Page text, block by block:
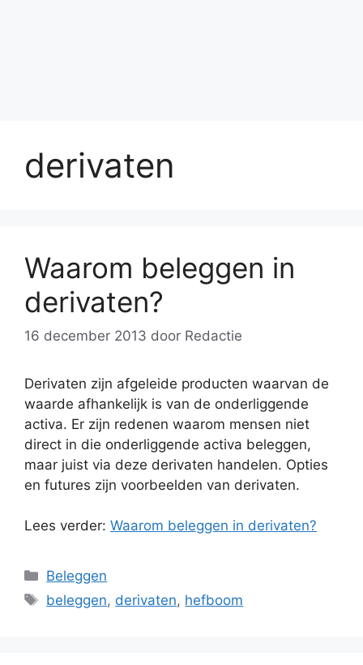
derivaten
Waarom beleggen in
derivaten?
16 december 2013 door Redactie
Derivaten zijn afgeleide producten waarvan de
waarde afhankelijk is van de onderliggende
activa. Er zijn redenen waarom mensen niet
direct in die onderliggende activa beleggen,
maar juist via deze derivaten handelen. Opties
en futures zijn voorbeelden van derivaten.
Lees verder: Waarom beleggen in derivaten?
Categorieën
Beleggen
Tags
beleggen, derivaten, hefboom